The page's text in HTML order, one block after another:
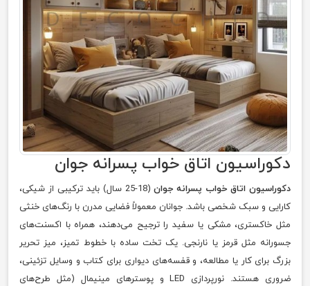
دکوراسیون اتاق خواب پسرانه جوان
دکوراسیون اتاق خواب پسرانه جوان
(18-25 سال) باید ترکیبی از شیکی،
کارایی و سبک شخصی باشد. جوانان معمولاً فضایی مدرن با رنگ‌های خنثی
مثل خاکستری، مشکی یا سفید را ترجیح می‌دهند، همراه با اکسنت‌های
جسورانه مثل قرمز یا نارنجی. یک تخت ساده با خطوط تمیز، میز تحریر
بزرگ برای کار یا مطالعه، و قفسه‌های دیواری برای کتاب و وسایل تزئینی،
ضروری هستند. نورپردازی LED و پوسترهای مینیمال (مثل طرح‌های